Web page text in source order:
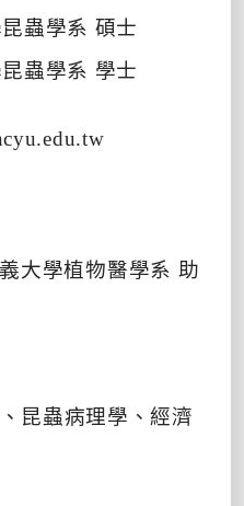
蟲學系 碩士
蟲學系 學士
大學植物醫學系 助
昆蟲病理學、經濟